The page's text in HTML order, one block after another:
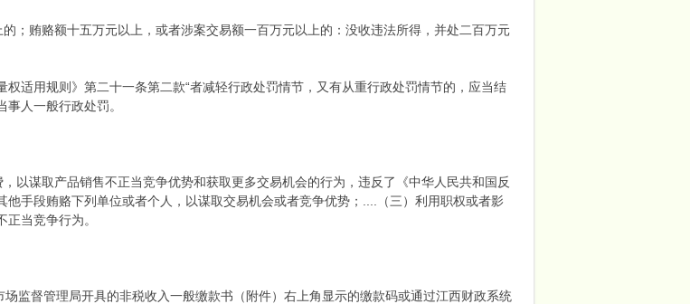
；贿赂额十五万元以上，或者涉案交易额一百万元以上的：没收违法所得，并处二百万元
适用规则》第二十一条第二款“者减轻行政处罚情节，又有从重行政处罚情节的，应当结
人一般行政处罚。
以谋取产品销售不正当竞争优势和获取更多交易机会的行为，违反了《中华人民共和国反
手段贿赂下列单位或者个人，以谋取交易机会或者竞争优势；....（三）利用职权或者影
当竞争行为。
监督管理局开具的非税收入一般缴款书（附件）右上角显示的缴款码或通过江西财政系统